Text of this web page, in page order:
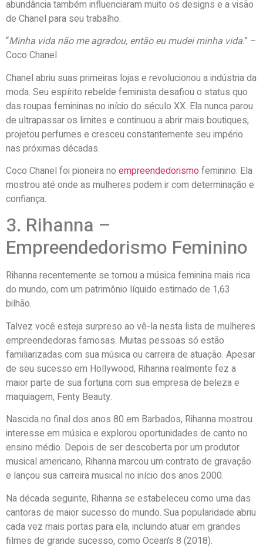
abundância também influenciaram muito os designs e a visão
de Chanel para seu trabalho.
“Minha vida não me agradou, então eu mudei minha vida.” –
Coco Chanel
Chanel abriu suas primeiras lojas e revolucionou a indústria da
moda. Seu espírito rebelde feminista desafiou o status quo
das roupas femininas no início do século XX. Ela nunca parou
de ultrapassar os limites e continuou a abrir mais boutiques,
projetou perfumes e cresceu constantemente seu império
nas próximas décadas.
Coco Chanel foi pioneira no empreendedorismofeminino. Ela
mostrou até onde as mulheres podem ir com determinação e
confiança.
3. Rihanna –
Empreendedorismo Feminino
Rihanna recentemente se tornou a música feminina mais rica
do mundo, com um patrimônio líquido estimado de 1,63
bilhão.
Talvez você esteja surpreso ao vê-la nesta lista de mulheres
empreendedoras famosas. Muitas pessoas só estão
familiarizadas com sua música ou carreira de atuação. Apesar
de seu sucesso em Hollywood, Rihanna realmente fez a
maior parte de sua fortuna com sua empresa de beleza e
maquiagem, Fenty Beauty.
Nascida no final dos anos 80 em Barbados, Rihanna mostrou
interesse em música e explorou oportunidades de canto no
ensino médio. Depois de ser descoberta por um produtor
musical americano, Rihanna marcou um contrato de gravação
e lançou sua carreira musical no início dos anos 2000.
Na década seguinte, Rihanna se estabeleceu como uma das
cantoras de maior sucesso do mundo. Sua popularidade abriu
cada vez mais portas para ela, incluindo atuar em grandes
filmes de grande sucesso, como Ocean’s 8 (2018).